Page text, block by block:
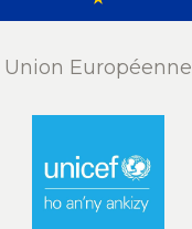
Union Européenne